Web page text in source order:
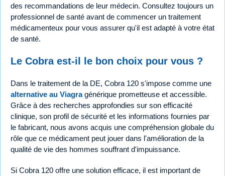
des recommandations de leur médecin. Consultez toujours un
professionnel de santé avant de commencer un traitement
médicamenteux pour vous assurer qu'il est adapté à votre état
de santé.
Le Cobra est-il le bon choix pour vous ?
Dans le traitement de la DE, Cobra 120 s'impose comme une
alternative au Viagragénérique prometteuse et accessible.
Grâce à des recherches approfondies sur son efficacité
clinique, son profil de sécurité et les informations fournies par
le fabricant, nous avons acquis une compréhension globale du
rôle que ce médicament peut jouer dans l'amélioration de la
qualité de vie des hommes souffrant d'impuissance.
Si Cobra 120 offre une solution efficace, il est important de